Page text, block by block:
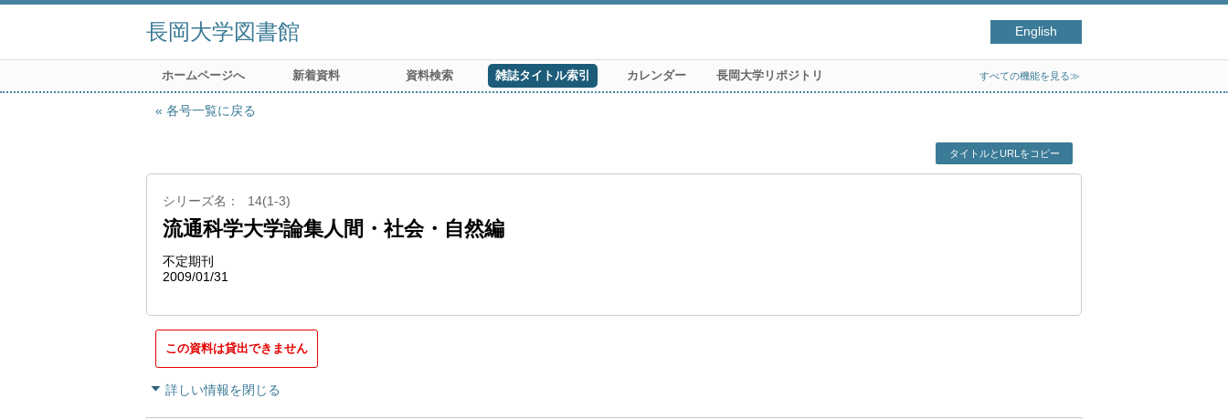
長岡大学図書館 English
ホームページへ 新着資料 資料検索 雑誌タイトル索引 カレンダー 長岡大学リポジトリ すべての機能を見る≫
各号一覧に戻る
タイトルとURLをコピー
シリーズ名 14(1-3)
流通科学大学論集人間・社会・自然編
不定期刊
2009/01/31
この資料は貸出できません
詳しい情報を閉じる